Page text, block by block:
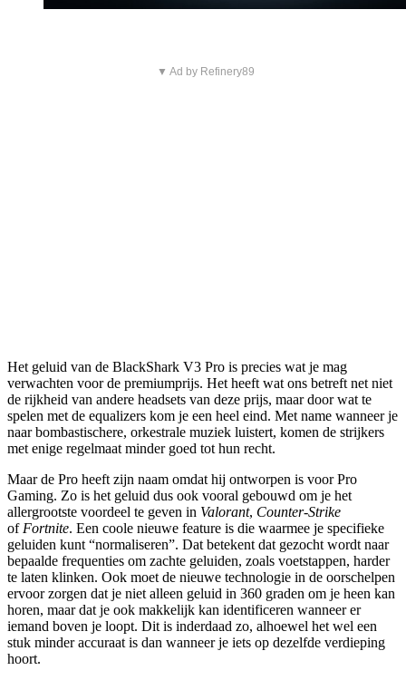
▼ Ad by Refinery89
Het geluid van de BlackShark V3 Pro is precies wat je mag
verwachten voor de premiumprijs. Het heeft wat ons betreft net niet
de rijkheid van andere headsets van deze prijs, maar door wat te
spelen met de equalizers kom je een heel eind. Met name wanneer je
naar bombastischere, orkestrale muziek luistert, komen de strijkers
met enige regelmaat minder goed tot hun recht.
Maar de Pro heeft zijn naam omdat hij ontworpen is voor Pro
Gaming. Zo is het geluid dus ook vooral gebouwd om je het
allergrootste voordeel te geven in Valorant, Counter-Strike
of Fortnite. Een coole nieuwe feature is die waarmee je specifieke
geluiden kunt “normaliseren”. Dat betekent dat gezocht wordt naar
bepaalde frequenties om zachte geluiden, zoals voetstappen, harder
te laten klinken. Ook moet de nieuwe technologie in de oorschelpen
ervoor zorgen dat je niet alleen geluid in 360 graden om je heen kan
horen, maar dat je ook makkelijk kan identificeren wanneer er
iemand boven je loopt. Dit is inderdaad zo, alhoewel het wel een
stuk minder accuraat is dan wanneer je iets op dezelfde verdieping
hoort.